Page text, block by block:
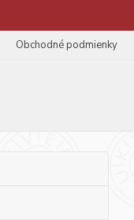
Obchodné podmienky